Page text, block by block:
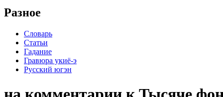
Разное
Словарь
Статьи
Гадание
Гравюра укиё-э
Русский югэн